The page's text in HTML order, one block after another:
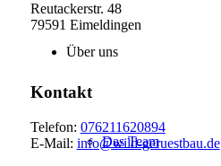
Über uns
Das Team
Reutackerstr. 48
79591 Eimeldingen
Kontakt
Telefon: 076211620894
E-Mail: info@wild-geruestbau.de